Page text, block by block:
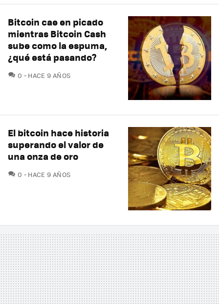
Bitcoin cae en picado
mientras Bitcoin Cash
sube como la espuma,
¿qué está pasando?
0 COMENTARIOS
HACE 9 AÑOS
El bitcoin hace historia
superando el valor de
una onza de oro
0 COMENTARIOS
HACE 9 AÑOS